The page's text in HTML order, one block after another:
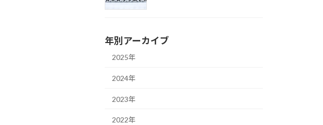
年別アーカイブ
2025年
2024年
2023年
2022年